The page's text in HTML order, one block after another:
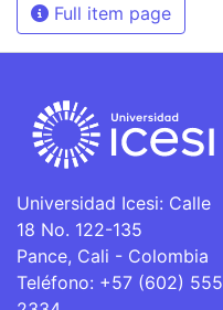
Full item page
Universidad Icesi: Calle
18 No. 122-135
Pance, Cali - Colombia
Teléfono: +57 (602) 555